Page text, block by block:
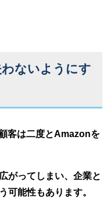
ないようにす
客は二度とAmazonを
がってしまい、企業と
可能性もあります。